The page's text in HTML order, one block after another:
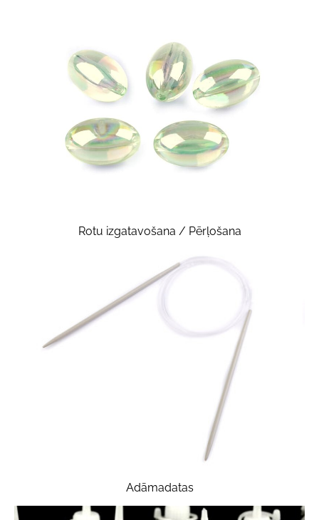
Rotu izgatavošana / Pērļošana
Adāmadatas